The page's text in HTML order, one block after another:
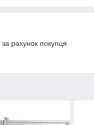
рахунок покупця